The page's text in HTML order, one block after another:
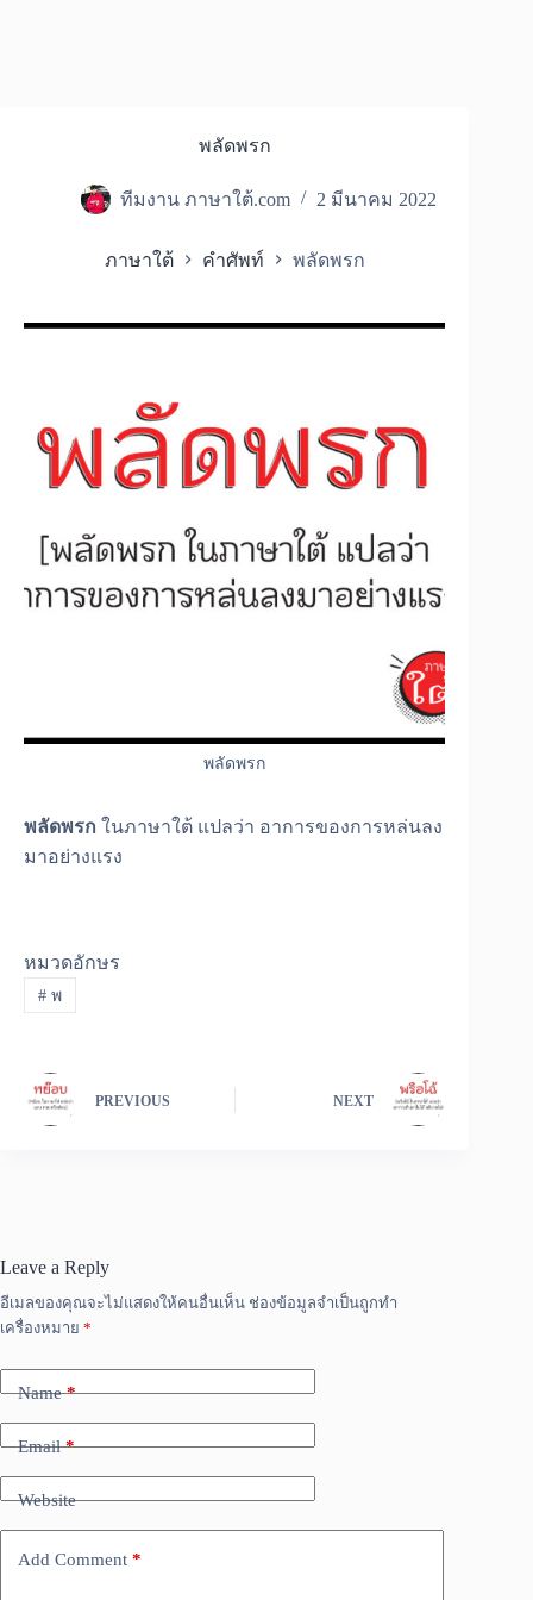
พลัดพรก
ทีมงาน ภาษาใต้.com 2 มีนาคม 2022
ภาษาใต้ คำศัพท์ พลัดพรก
พลัดพรก
พลัดพรก ในภาษาใต้ แปลว่า อาการของการหล่นลง
มาอย่างแรง
หมวดอักษร
#พ
PREVIOUS NEXT
Leave a Reply
อีเมลของคุณจะไม่แสดงให้คนอื่นเห็น ช่องข้อมูลจำเป็นถูกทำ
เครื่องหมาย *
Name*
Email*
Website
Add Comment *